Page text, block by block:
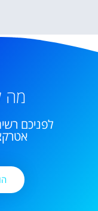
מה
לפניכם